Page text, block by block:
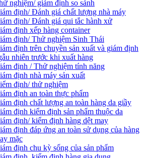
nghiệm/ giám định so sánh
định/ Đánh giá chất lượng nhà máy
định/ Đánh giá qui tắc hành xử
định xếp hàng container
định/ Thử nghiệm Sinh Thái
định trên chuyền sản xuất và giám định
nhiên trước khi xuất hàng
định / Thử nghiệm tính năng
định nhà máy sản xuất
định/ thử nghiệm
định an toàn thực phẩm
định chất lượng an toàn hàng da giầy
định kiểm định sản phẩm thuộc da
định/ kiểm định hàng dệt may
định đáp ứng an toàn sử dụng của hàng
mặc
định chu kỳ sống của sản phẩm